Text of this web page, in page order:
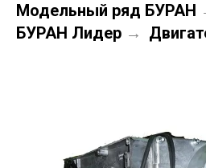
Модельный ряд БУРАН
БУРАН Лидер →